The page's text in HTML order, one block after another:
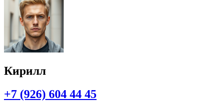
Кирилл
+7 (926) 604 44 45